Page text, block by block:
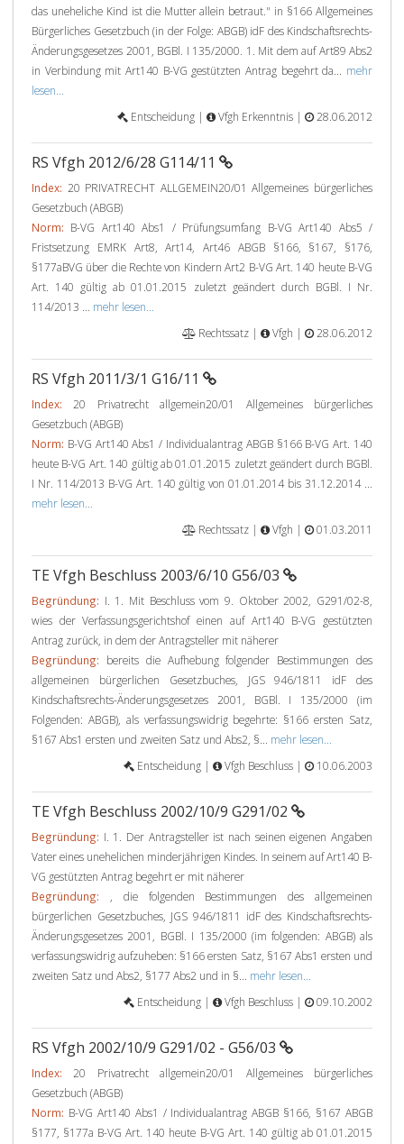
das uneheliche Kind ist die Mutter allein betraut." in §166 Allgemeines
Bürgerliches Gesetzbuch (in der Folge: ABGB) idF des Kindschaftsrechts-
Änderungsgesetzes 2001, BGBl. I 135/2000. 1. Mit dem auf Art89 Abs2
in Verbindung mit Art140 B-VG gestützten Antrag begehrt da... mehr
lesen...
Entscheidung |
Vfgh Erkenntnis | 28.06.2012
RS Vfgh 2012/6/28 G114/11
Index: 20 PRIVATRECHT ALLGEMEIN20/01 Allgemeines bürgerliches
Gesetzbuch (ABGB)
Norm: B-VG Art140 Abs1 / Prüfungsumfang B-VG Art140 Abs5 /
Fristsetzung EMRK Art8, Art14, Art46 ABGB §166, §167, §176,
§177aBVG über die Rechte von Kindern Art2 B-VG Art. 140 heute B-VG
Art. 140 gültig ab 01.01.2015 zuletzt geändert durch BGBl. I Nr.
114/2013 ... mehr lesen...
Rechtssatz |
Vfgh | 28.06.2012
RS Vfgh 2011/3/1 G16/11
Index: 20 Privatrecht allgemein20/01 Allgemeines bürgerliches
Gesetzbuch (ABGB)
Norm: B-VG Art140 Abs1 / Individualantrag ABGB §166 B-VG Art. 140
heute B-VG Art. 140 gültig ab 01.01.2015 zuletzt geändert durch BGBl.
I Nr. 114/2013 B-VG Art. 140 gültig von 01.01.2014 bis 31.12.2014 ...
mehr lesen...
Rechtssatz |
Vfgh | 01.03.2011
TE Vfgh Beschluss 2003/6/10 G56/03
Begründung: I. 1. Mit Beschluss vom 9. Oktober 2002, G291/02-8,
wies der Verfassungsgerichtshof einen auf Art140 B-VG gestützten
Antrag zurück, in dem der Antragsteller mit näherer
Begründung: bereits die Aufhebung folgender Bestimmungen des
allgemeinen bürgerlichen Gesetzbuches, JGS 946/1811 idF des
Kindschaftsrechts-Änderungsgesetzes 2001, BGBl. I 135/2000 (im
Folgenden: ABGB), als verfassungswidrig begehrte: §166 ersten Satz,
§167 Abs1 ersten und zweiten Satz und Abs2, §... mehr lesen...
Entscheidung |
Vfgh Beschluss | 10.06.2003
TE Vfgh Beschluss 2002/10/9 G291/02
Begründung: I. 1. Der Antragsteller ist nach seinen eigenen Angaben
Vater eines unehelichen minderjährigen Kindes. In seinem auf Art140 B-
VG gestützten Antrag begehrt er mit näherer
Begründung: , die folgenden Bestimmungen des allgemeinen
bürgerlichen Gesetzbuches, JGS 946/1811 idF des Kindschaftsrechts-
Änderungsgesetzes 2001, BGBl. I 135/2000 (im folgenden: ABGB) als
verfassungswidrig aufzuheben: §166 ersten Satz, §167 Abs1 ersten und
zweiten Satz und Abs2, §177 Abs2 und in §... mehr lesen...
Entscheidung |
Vfgh Beschluss | 09.10.2002
RS Vfgh 2002/10/9 G291/02 - G56/03
Index: 20 Privatrecht allgemein20/01 Allgemeines bürgerliches
Gesetzbuch (ABGB)
Norm: B-VG Art140 Abs1 / Individualantrag ABGB §166, §167 ABGB
§177, §177a B-VG Art. 140 heute B-VG Art. 140 gültig ab 01.01.2015